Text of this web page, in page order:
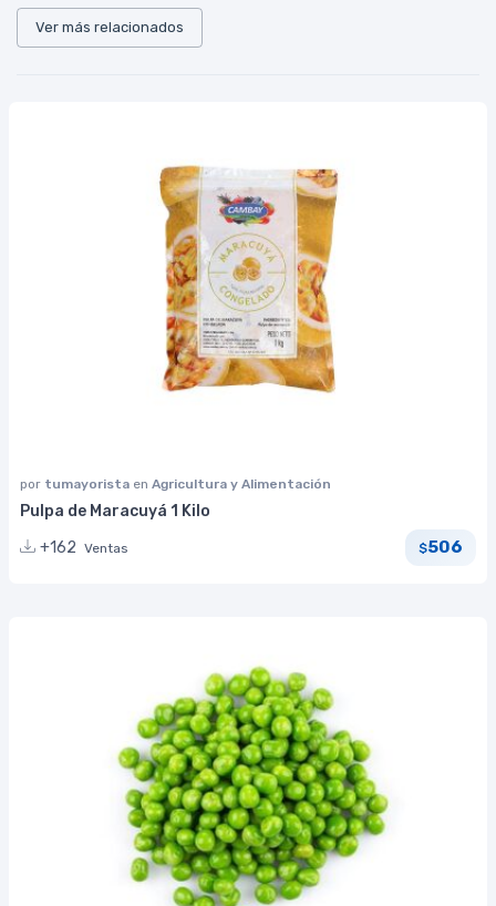
Ver más relacionados
por tumayorista en Agricultura y Alimentación
Pulpa de Maracuyá 1 Kilo
+162 Ventas $506